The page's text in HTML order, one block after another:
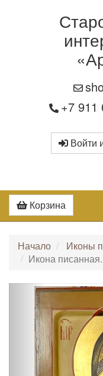
+7 911
Войти
Корзина
Начало
Иконы
Икона